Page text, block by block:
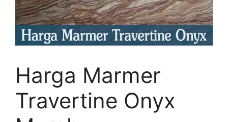
Harga Marmer
Travertine Onyx